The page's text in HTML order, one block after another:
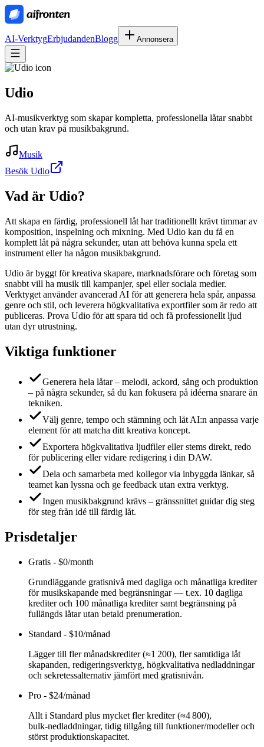
AI-VerktygErbjudandenBlogg Annonsera
Udio
AI-musikverktyg som skapar kompletta, professionella låtar snabbt
och utan krav på musikbakgrund.
Musik
Besök Udio
Vad är Udio?
Att skapa en färdig, professionell låt har traditionellt krävt timmar av
komposition, inspelning och mixning. Med Udio kan du få en
komplett låt på några sekunder, utan att behöva kunna spela ett
instrument eller ha någon musikbakgrund.
Udio är byggt för kreativa skapare, marknadsförare och företag som
snabbt vill ha musik till kampanjer, spel eller sociala medier.
Verktyget använder avancerad AI för att generera hela spår, anpassa
genre och stil, och leverera högkvalitativa exportfiler som är redo att
publiceras. Prova Udio för att spara tid och få professionellt ljud
utan dyr utrustning.
Viktiga funktioner
Generera hela låtar – melodi, ackord, sång och produktion
– på några sekunder, så du kan fokusera på idéerna snarare än
tekniken.
Välj genre, tempo och stämning och låt AI:n anpassa varje
element för att matcha ditt kreativa koncept.
Exportera högkvalitativa ljudfiler eller stems direkt, redo
för publicering eller vidare redigering i din DAW.
Dela och samarbeta med kollegor via inbyggda länkar, så
teamet kan lyssna och ge feedback utan extra verktyg.
Ingen musikbakgrund krävs – gränssnittet guidar dig steg
för steg från idé till färdig låt.
Prisdetaljer
Gratis - $0/month
Grundläggande gratisnivå med dagliga och månatliga krediter
för musikskapande med begränsningar — t.ex. 10 dagliga
krediter och 100 månatliga krediter samt begränsning på
fullängds låtar utan betald prenumeration.
Standard - $10/månad
Lägger till fler månadskrediter (≈1 200), fler samtidiga låt
skapanden, redigeringsverktyg, högkvalitativa nedladdningar
och sekretessalternativ jämfört med gratisnivån.
Pro - $24/månad
Allt i Standard plus mycket fler krediter (≈4 800),
bulk‑nedladdningar, tidig tillgång till funktioner/modeller och
störst produktionskapacitet.